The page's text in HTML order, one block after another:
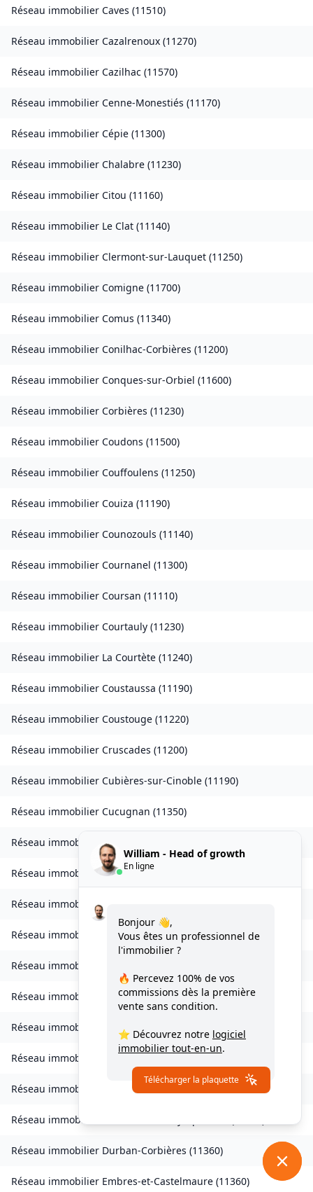
Réseau immobilier Caves (11510)
Réseau immobilier Cazalrenoux (11270)
Réseau immobilier Cazilhac (11570)
Réseau immobilier Cenne-Monestiés (11170)
Réseau immobilier Cépie (11300)
Réseau immobilier Chalabre (11230)
Réseau immobilier Citou (11160)
Réseau immobilier Le Clat (11140)
Réseau immobilier Clermont-sur-Lauquet (11250)
Réseau immobilier Comigne (11700)
Réseau immobilier Comus (11340)
Réseau immobilier Conilhac-Corbières (11200)
Réseau immobilier Conques-sur-Orbiel (11600)
Réseau immobilier Corbières (11230)
Réseau immobilier Coudons (11500)
Réseau immobilier Couffoulens (11250)
Réseau immobilier Couiza (11190)
Réseau immobilier Counozouls (11140)
Réseau immobilier Cournanel (11300)
Réseau immobilier Coursan (11110)
Réseau immobilier Courtauly (11230)
Réseau immobilier La Courtète (11240)
Réseau immobilier Coustaussa (11190)
Réseau immobilier Coustouge (11220)
Réseau immobilier Cruscades (11200)
Réseau immobilier Cubières-sur-Cinoble (11190)
Réseau immobilier Cucugnan (11350)
Réseau immobilierCumiès
Réseau immobilier Cuxac-Cabardès
Réseau immobilierCuxac-d'Aude
Réseau immobilier Davejean(11330
Réseau immobilier
Réseau immobilier La Digne-d'Amont(11300)
Réseau immobilier La Digne-d'Aval
Réseau immobilier
Réseau immobilier Douzens )
Réseau immobilier
Réseau immobilier Durban-Corbières (11360)
Réseau immobilier Embres-et-Castelmaure (11360)
William - Head of growth
En ligne
Bonjour 👋,
Vous êtes un professionnel de
l'immobilier ?
🔥 Percevez 100% de vos
commissions dès la première
vente sans condition.
⭐ Découvrez notre logiciel
immobilier tout-en-un.
Télécharger la plaquette